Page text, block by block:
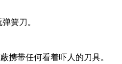
簧刀。
携带任何看着吓人的刀具。